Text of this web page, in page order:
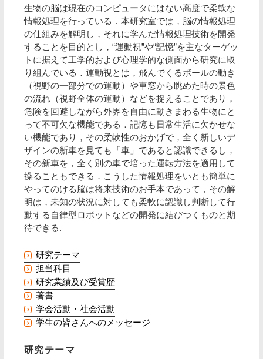
生物の脳は現在のコンピュータにはない高度で柔軟な
情報処理を行っている．本研究室では，脳の情報処理
の仕組みを解明し，それに学んだ情報処理技術を開発
することを目的とし，“運動視”や“記憶”を主なターゲッ
トに据えて工学的および心理学的な側面から研究に取
り組んでいる．運動視とは，飛んでくるボールの動き
（視野の一部分での運動）や車窓から眺めた時の景色
の流れ（視野全体の運動）などを捉えることであり，
危険を回避しながら外界を自由に動きまわる生物にと
って不可欠な機能である．記憶も日常生活に欠かせな
い機能であり，その柔軟性のおかげで，全く新しいデ
ザインの新車を見ても「車」であると認識できるし，
その新車を，全く別の車で培った運転方法を適用して
操ることもできる．こうした情報処理をいとも簡単に
やってのける脳は将来技術のお手本であって，その解
明は，未知の状況に対しても柔軟に認識し判断して行
動する自律型ロボットなどの開発に結びつくものと期
待できる.
研究テーマ
担当科目
研究業績及び受賞歴
著書
学会活動・社会活動
学生の皆さんへのメッセージ
研究テーマ